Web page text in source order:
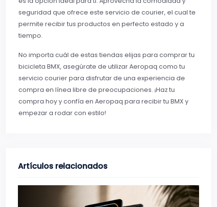
seguridad que ofrece este servicio de courier, el cual te
permite recibir tus productos en perfecto estado y a
tiempo.
No importa cuál de estas tiendas elijas para comprar tu
bicicleta BMX, asegúrate de utilizar Aeropaq como tu
servicio courier para disfrutar de una experiencia de
compra en línea libre de preocupaciones. ¡Haz tu
compra hoy y confía en Aeropaq para recibir tu BMX y
empezar a rodar con estilo!
Artículos relacionados